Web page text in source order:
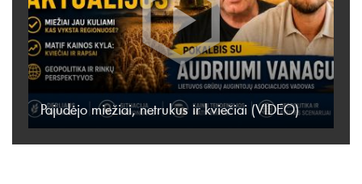
Pajudėjo miežiai, netrukus ir kviečiai (VIDEO)